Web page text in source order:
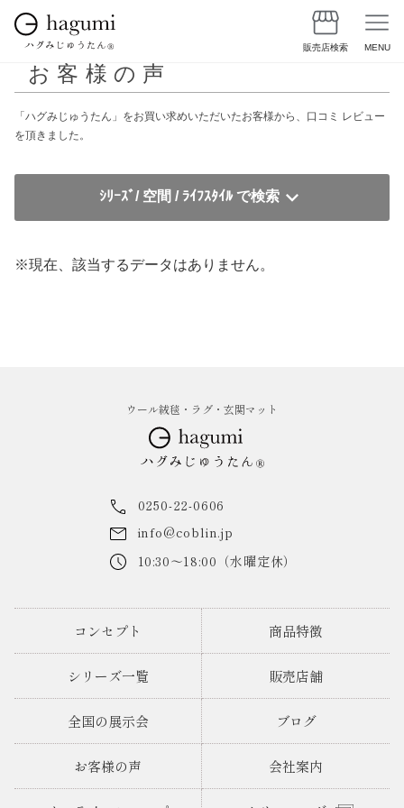
販売店検索 MENU
お客様の声
「ハグみじゅうたん」をお買い求めいただいたお客様から、口コミ レビュー
を頂きました。
ｼﾘｰｽﾞ/ 空間 / ﾗｲﾌｽﾀｲﾙ で検索
※現在、該当するデータはありません。
ウール絨毯・ラグ・玄関マット
0250-22-0606
info@coblin.jp
10:30～18:00（水曜定休）
コンセプト 商品特徴
シリーズ一覧 販売店舗
全国の展示会 ブログ
お客様の声 会社案内